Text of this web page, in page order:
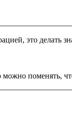
это делать
поменять,